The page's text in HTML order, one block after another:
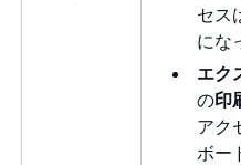
セス
にな
エク
の印
アク
ボー